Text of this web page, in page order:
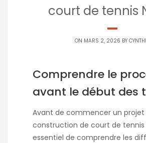
court de tennis
ON MARS 2, 2026 BY
Comprendre le
avant le début des
Avant de commencer un projet
construction de court de tennis
essentiel de comprendre les